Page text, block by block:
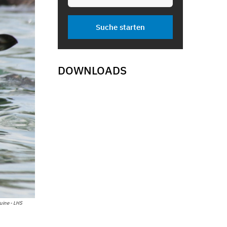
- LHS
DOWNLOADS